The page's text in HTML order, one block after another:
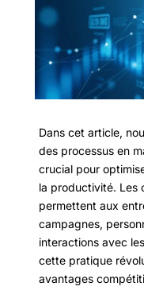
Dans cet article,
des processus en
crucial pour
la productivité. Les
permettent aux
campagnes,
interactions avec
cette pratique
avantages